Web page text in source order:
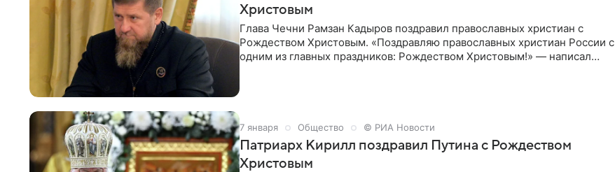
Христовым
Глава Чечни Рамзан Кадыров поздравил православных христиан с
Рождеством Христовым. «Поздравляю православных христиан России с
одним из главных праздников: Рождеством Христовым!» — написал
7 января Общество © РИА Новости
Патриарх Кирилл поздравил Путина с Рождеством
Христовым